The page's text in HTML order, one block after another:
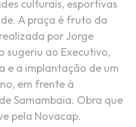
culturais, esportivas
A praça é fruto da
por Jorge
sugeriu ao Executivo,
e a implantação de um
em frente à
Samambaia. Obra que
pela Novacap.